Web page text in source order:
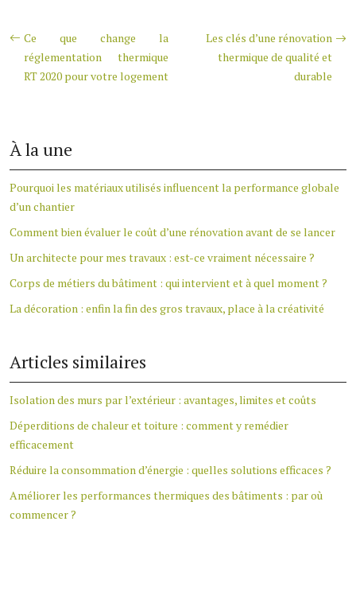
Ce que change la
réglementation thermique
RT 2020 pour votre logement
Les clés d’une rénovation
thermique de qualité et
durable
À la une
Pourquoi les matériaux utilisés influencent la performance globale
d’un chantier
Comment bien évaluer le coût d’une rénovation avant de se lancer
Un architecte pour mes travaux : est-ce vraiment nécessaire ?
Corps de métiers du bâtiment : qui intervient et à quel moment ?
La décoration : enfin la fin des gros travaux, place à la créativité
Articles similaires
Isolation des murs par l’extérieur : avantages, limites et coûts
Déperditions de chaleur et toiture : comment y remédier
efficacement
Réduire la consommation d’énergie : quelles solutions efficaces ?
Améliorer les performances thermiques des bâtiments : par où
commencer ?